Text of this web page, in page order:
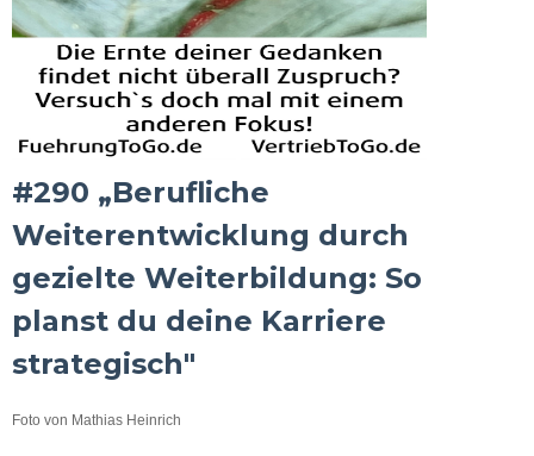
#290 „Berufliche
Weiterentwicklung durch
gezielte Weiterbildung: So
planst du deine Karriere
strategisch"
Foto von Mathias Heinrich